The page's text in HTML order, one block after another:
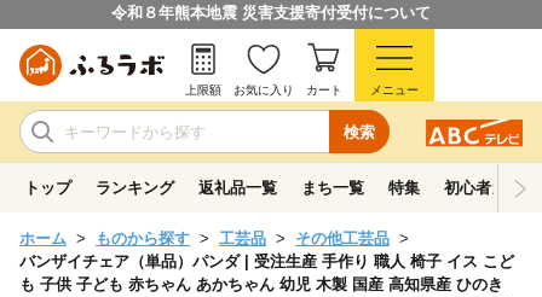
令和８年熊本地震 災害支援寄付受付について
検索
上限額 お気に入り カート メニュー
トップ ランキング 返礼品一覧 まち一覧 特集 初心者ガイド
ホーム ものから探す 工芸品
その他工芸品
バンザイチェア（単品）パンダ | 受注生産 手作り 職人 椅子 イス こど
も 子供 子ども 赤ちゃん あかちゃん 幼児 木製 国産 高知県産 ひのき